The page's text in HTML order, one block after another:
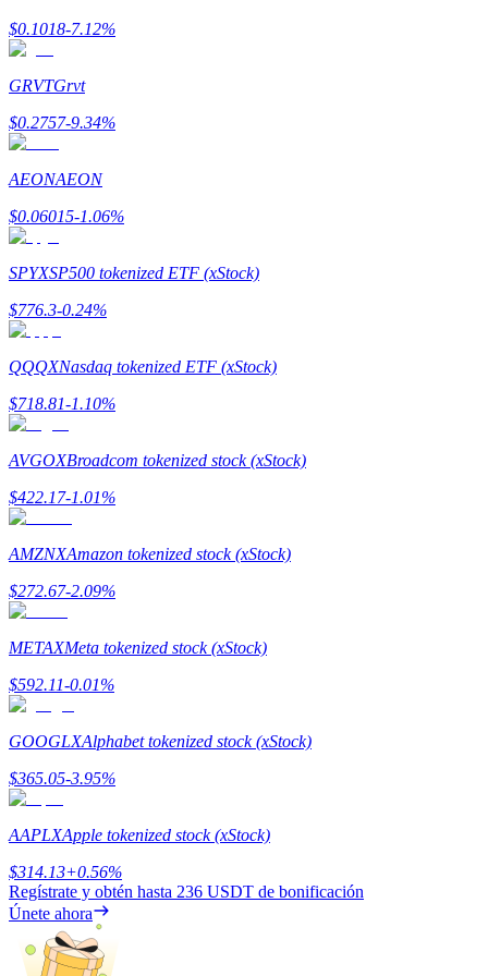
Earn
Power Piggy
Gana recompensas competitivas diariamente
Staking
Alta rentabilidad y acceso instantáneo
Launchpool
Participación flexible para ganar tokens populares
$0.1018-7.12%
GRVTGrvt
$0.2757-9.34%
AEONAEON
$0.06015-1.06%
SPYXSP500 tokenized ETF (xStock)
$776.3-0.24%
QQQXNasdaq tokenized ETF (xStock)
$718.81-1.10%
AVGOXBroadcom tokenized stock (xStock)
$422.17-1.01%
AMZNXAmazon tokenized stock (xStock)
$272.67-2.09%
METAXMeta tokenized stock (xStock)
$592.11-0.01%
GOOGLXAlphabet tokenized stock (xStock)
$365.05-3.95%
AAPLXApple tokenized stock (xStock)
$314.13+0.56%
Regístrate y obtén hasta 236 USDT de bonificación
Únete ahora